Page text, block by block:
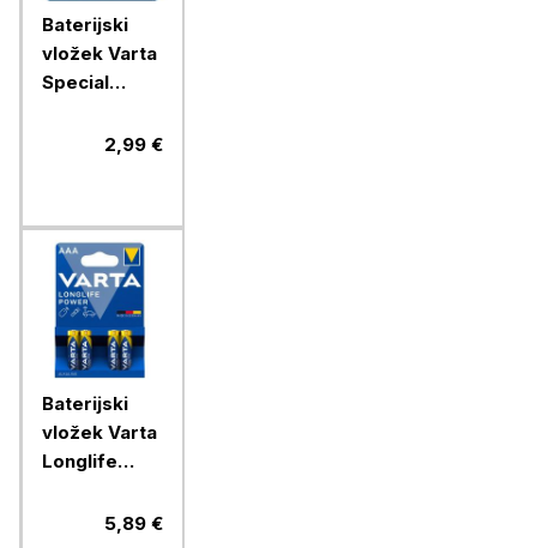
Baterijski
vložek Varta
Special
2,99 €
Baterijski
vložek Varta
Longlife
4/1 alkalni5,89 €